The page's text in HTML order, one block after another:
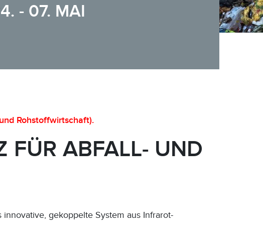
- 07. MAI
Rohstoffwirtschaft).
FÜR ABFALL- UND
gekoppelte System aus Infrarot-